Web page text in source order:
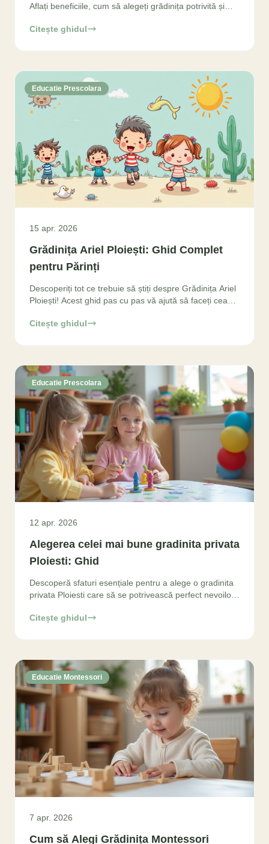
Aflați beneficiile, cum să alegeți grădinița potrivită și
Citește ghidul
Educatie Prescolara
15 apr. 2026
Grădinița Ariel Ploiești: Ghid Complet
pentru Părinți
Descoperiți tot ce trebuie să știți despre Grădinița Ariel
Ploiești! Acest ghid pas cu pas vă ajută să faceți cea
Citește ghidul
Educatie Prescolara
12 apr. 2026
Alegerea celei mai bune gradinita privata
Ploiesti: Ghid
Descoperă sfaturi esențiale pentru a alege o gradinita
privata Ploiesti care să se potrivească perfect nevoilor
Citește ghidul
Educatie Montessori
7 apr. 2026
Cum să Alegi Grădinița Montessori